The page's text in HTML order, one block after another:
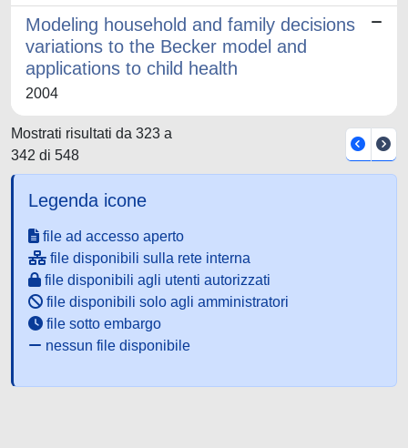
Modeling household and family decisions
variations to the Becker model and
applications to child health
2004
Mostrati risultati da 323 a
342 di 548
Legenda icone
file ad accesso aperto
file disponibili sulla rete interna
file disponibili agli utenti autorizzati
file disponibili solo agli amministratori
file sotto embargo
nessun file disponibile